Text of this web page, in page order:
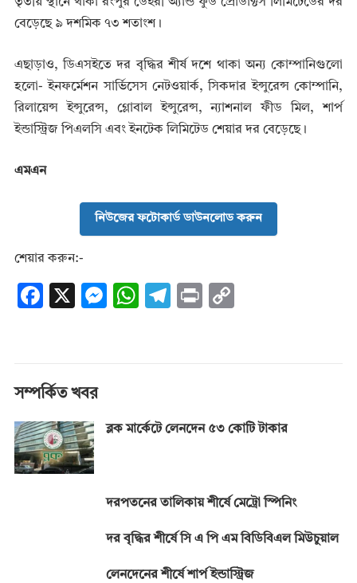
বেড়েছে ৯ দশমিক ৭৩ শতাংশ।
এছাড়াও, ডিএসইতে দর বৃদ্ধির শীর্ষ দশে থাকা অন্য কোম্পানিগুলো
হলো- ইনফর্মেশন সার্ভিসেস নেটওয়ার্ক, সিকদার ইন্সুরেন্স কোম্পানি,
রিলায়েন্স ইন্সুরেন্স, গ্লোবাল ইন্সুরেন্স, ন্যাশনাল ফীড মিল, শার্প
ইন্ডাস্ট্রিজ পিএলসি এবং ইনটেক লিমিটেড শেয়ার দর বেড়েছে।
এমএন
নিউজের ফটোকার্ড ডাউনলোড করুন
শেয়ার করুন:-
F
o
o
k
X
M
er
W
p
T
m
Pr
n
সম্পর্কিত খবর
ব্লক মার্কেটে লেনদেন ৫৩ কোটি টাকার
দরপতনের তালিকায় শীর্ষে মেট্রো স্পিনিং
দর বৃদ্ধির শীর্ষে সি এ পি এম বিডিবিএল মিউচুয়াল
লেনদেনের শীর্ষে শার্প ইন্ডাস্ট্রিজ